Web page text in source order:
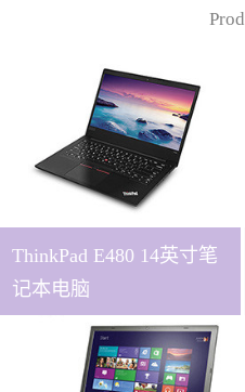
ThinkPad E480 14英寸笔
记本电脑